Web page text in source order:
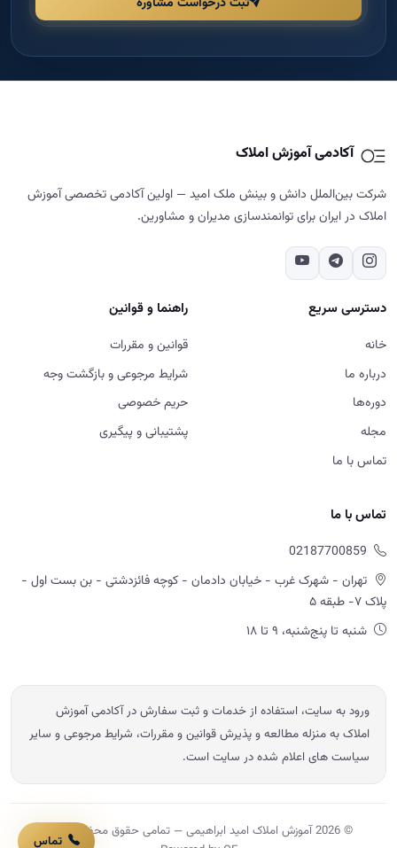
آکادمی آموزش املاک
شرکت بین‌الملل دانش و بینش ملک امید — اولین آکادمی تخصصی آموزش
املاک در ایران برای توانمندسازی مدیران و مشاورین.
دسترسی سریع
خانه
درباره ما
دوره‌ها
مجله
تماس با ما
راهنما و قوانین
قوانین و مقررات
شرایط مرجوعی و بازگشت وجه
حریم خصوصی
پشتیبانی و پیگیری
تماس با ما
02187700859
تهران - شهرک غرب - خیابان دادمان - کوچه فائزدشتی - بن بست اول -
پلاک ۷- طبقه ۵
شنبه تا پنج‌شنبه، ۹ تا ۱۸
ورود به سایت، استفاده از خدمات و ثبت سفارش در آکادمی آموزش
املاک به منزله مطالعه و پذیرش قوانین و مقررات، شرایط مرجوعی و سایر
سیاست های اعلام شده در سایت است.
© 2026 آموزش املاک امید ابراهیمی — تمامی حقوق محفوظ است.
تماس